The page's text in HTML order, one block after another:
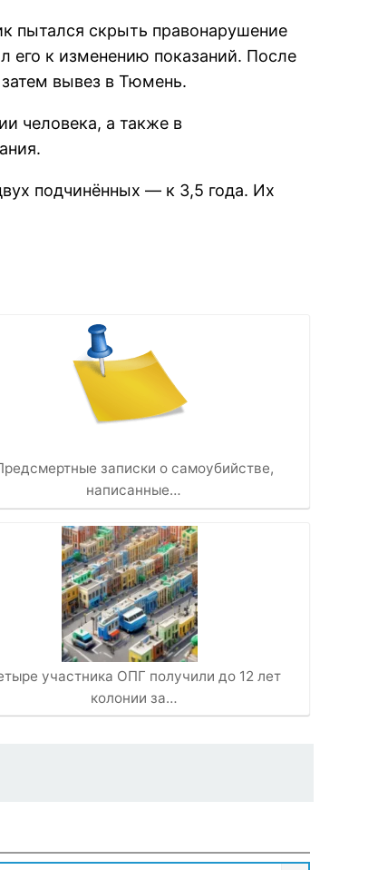
пытался скрыть правонарушение
его к изменению показаний. После
вывез в Тюмень.
человека, а также в
подчинённых — к 3,5 года. Их
записки о самоубийстве,
написанные…
участника ОПГ получили до 12 лет
колонии за…